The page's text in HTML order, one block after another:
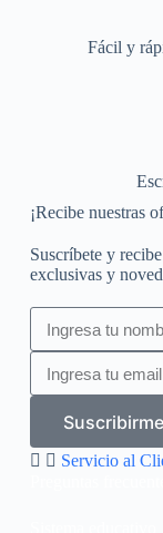
Fácil y
¡Recibe nuestras
Suscríbete y
exclusivas y
Suscribirme
Servicio al